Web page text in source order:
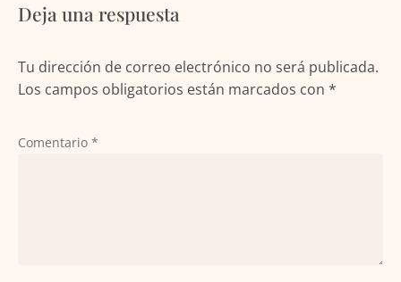
Deja una respuesta
Tu dirección de correo electrónico no será publicada.
Los campos obligatorios están marcados con *
Comentario *